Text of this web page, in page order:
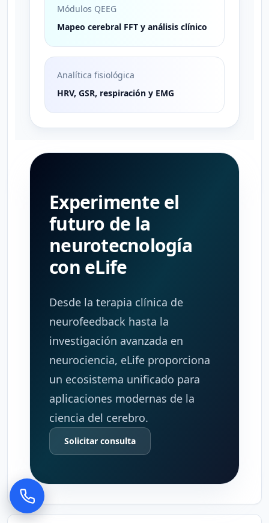
Módulos QEEG
Mapeo cerebral FFT y análisis clínico
Analítica fisiológica
HRV, GSR, respiración y EMG
Experimente el
futuro de la
neurotecnología
con eLife
Desde la terapia clínica de
neurofeedback hasta la
investigación avanzada en
neurociencia, eLife proporciona
un ecosistema unificado para
aplicaciones modernas de la
ciencia del cerebro.
Solicitar consulta